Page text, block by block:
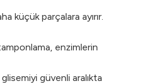
küçük parçalara ayırır.
enzimlerin
güvenli aralıkta